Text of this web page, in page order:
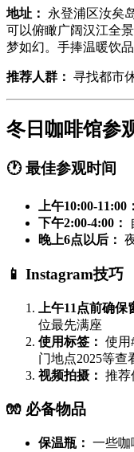
地址： 永登浦区汝矣
可以俯瞰广阔汉江全
梦如幻。手捧温暖饮
推荐人群： 寻找都市
冬日咖啡馆参
🕐最佳参观时间
上午10:00-11:00：
下午2:00-4:00：
晚上6点以后：
📱 Instagram技巧
上午11点前确保
位最先满座
使用标签： 使用
门地点2025等查
视频拍摄： 推荐
🧤 必备物品
保温瓶： 一些咖